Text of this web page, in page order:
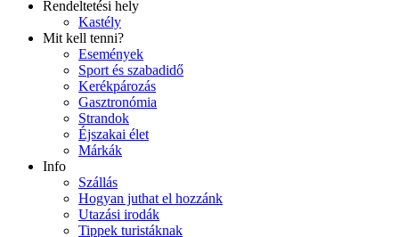
Rendeltetési hely
Kastély
Mit kell tenni?
Események
Sport és szabadidő
Kerékpározás
Gasztronómia
Strandok
Éjszakai élet
Márkák
Info
Szállás
Hogyan juthat el hozzánk
Utazási irodák
Tippek turistáknak